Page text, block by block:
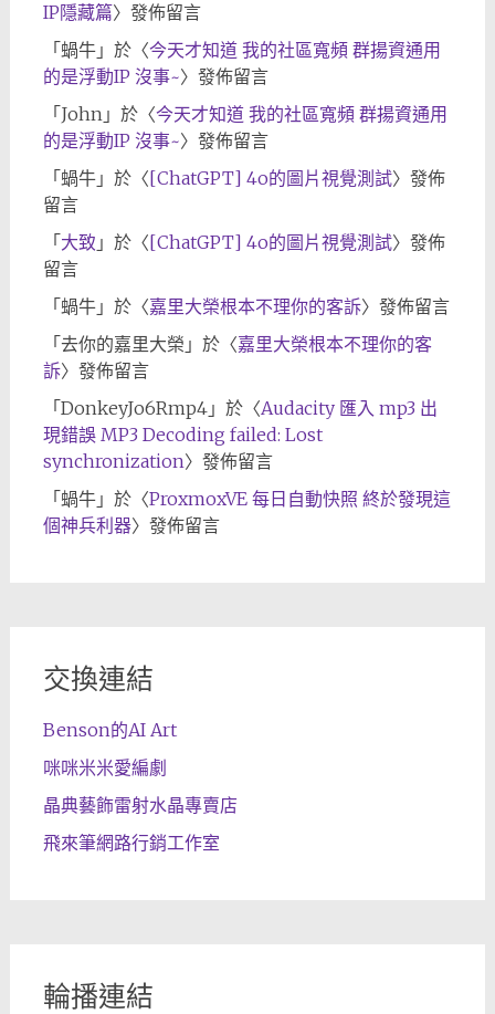
IP隱藏篇〉發佈留言
「 蝸牛」於〈今天才知道 我的社區寬頻 群揚資通用
的是浮動IP 沒事~〉發佈留言
「 John」於〈今天才知道 我的社區寬頻 群揚資通用
的是浮動IP 沒事~〉發佈留言
「 蝸牛」於〈[ChatGPT] 4o的圖片視覺測試〉發佈
留言
「 大致 」於〈[ChatGPT] 4o的圖片視覺測試〉發佈
留言
「 蝸牛」於〈嘉里大榮根本不理你的客訴〉發佈留言
「 去你的嘉里大榮 」於〈嘉里大榮根本不理你的客
訴〉發佈留言
「 DonkeyJo6Rmp4」於〈Audacity 匯入 mp3 出
現錯誤 MP3 Decoding failed: Lost
synchronization〉發佈留言
「 蝸牛」於〈ProxmoxVE 每日自動快照 終於發現這
個神兵利器〉發佈留言
交換連結
Benson的AI Art
咪咪米米愛編劇
晶典藝飾雷射水晶專賣店
飛來筆網路行銷工作室
輪播連結